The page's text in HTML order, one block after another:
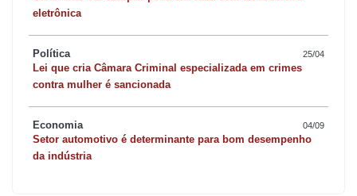
Funda e interditou totalmente o trânsito na via. Nas primeiras
horas do dia a equipe de serviços públicos fez o recolhimento e
liberou a passagem. Na Avenida Governador Roberto da Silveira,
nas proximidades do Núcleo João Paulo, foi retirada uma árvore
veículos.
eletrônica
Política 25/04
Lei que cria Câmara Criminal especializada em crimes
contra mulher é sancionada
Economia 04/09
Setor automotivo é determinante para bom desempenho
da indústria